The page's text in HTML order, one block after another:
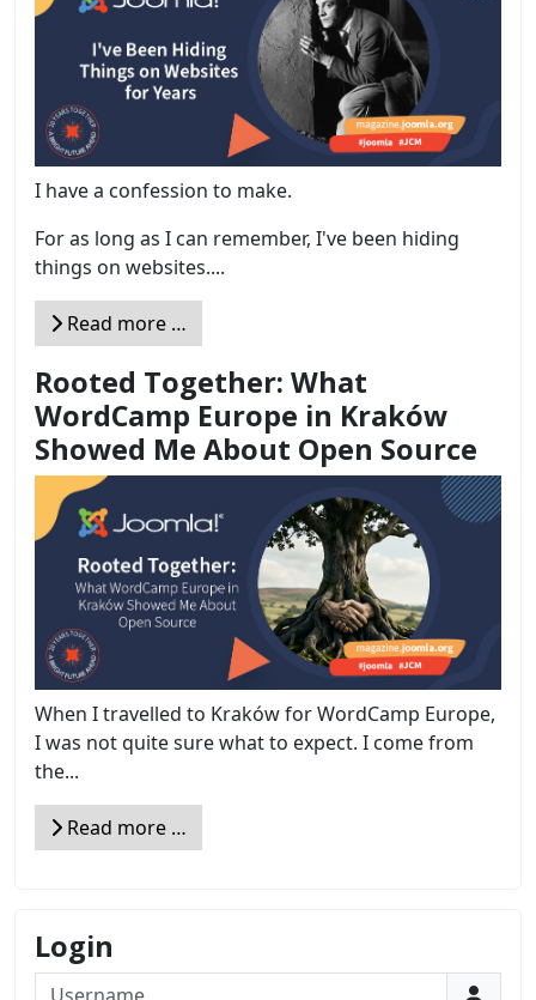
I have a confession to make.
For as long as I can remember, I've been hiding
things on websites....
Read more …
Rooted Together: What
WordCamp Europe in Kraków
Showed Me About Open Source
When I travelled to Kraków for WordCamp Europe,
I was not quite sure what to expect. I come from
the...
Read more …
Login
Username